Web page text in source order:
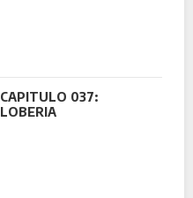
CAPITULO 037:
LOBERIA